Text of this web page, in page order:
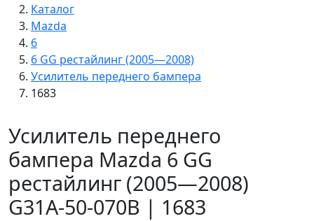
Каталог
Mazda
6
6 GG рестайлинг (2005—2008)
Усилитель переднего бампера
1683
Усилитель переднего
бампера Mazda 6 GG
рестайлинг (2005—2008)
G31A-50-070B | 1683